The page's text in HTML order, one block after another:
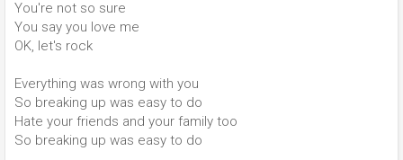
You're not so sure
You say you love me
OK, let's rock
Everything was wrong with you
So breaking up was easy to do
Hate your friends and your family too
So breaking up was easy to do